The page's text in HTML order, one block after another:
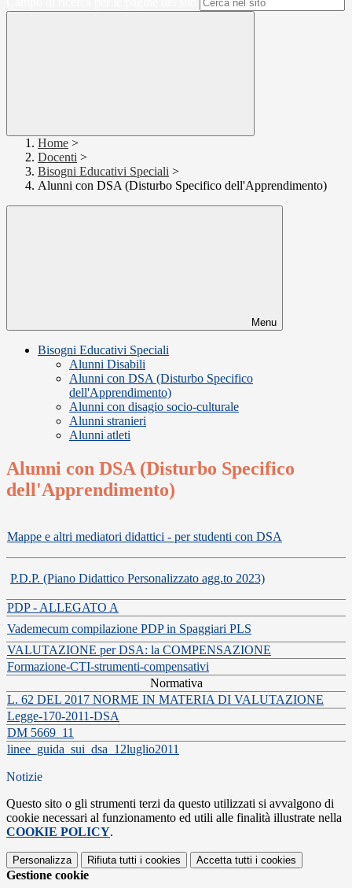
Home >
Docenti >
Bisogni Educativi Speciali >
Alunni con DSA (Disturbo Specifico dell'Apprendimento)
Menu
Bisogni Educativi Speciali
Alunni Disabili
Alunni con DSA (Disturbo Specifico
dell'Apprendimento)
Alunni con disagio socio-culturale
Alunni stranieri
Alunni atleti
Alunni con DSA (Disturbo Specifico
dell'Apprendimento)
Mappe e altri mediatori didattici - per studenti con DSA
P.D.P. (Piano Didattico Personalizzato agg.to 2023)
PDP - ALLEGATO A
Vademecum compilazione PDP in Spaggiari PLS
VALUTAZIONE per DSA: la COMPENSAZIONE
Formazione-CTI-strumenti-compensativi
Normativa
L. 62 DEL 2017 NORME IN MATERIA DI VALUTAZIONE
Legge-170-2011-DSA
DM 5669_11
linee_guida_sui_dsa_12luglio2011
Notizie
Questo sito o gli strumenti terzi da questo utilizzati si avvalgono di
cookie necessari al funzionamento ed utili alle finalità illustrate nella
COOKIE POLICY.
Personalizza Rifiuta tutti i cookies Accetta tutti i cookies
Gestione cookie